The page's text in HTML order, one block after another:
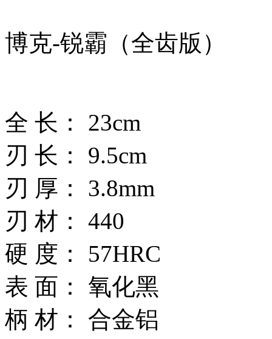
博克-锐霸（全齿版）
全 长： 23cm
刃 长： 9.5cm
刃 厚： 3.8mm
刃 材： 440
硬 度： 57HRC
表 面： 氧化黑
柄 材： 合金铝